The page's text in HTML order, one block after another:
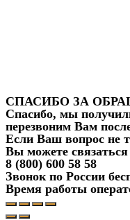
СПАСИБО ЗА
Спасибо, мы
перезвоним Вам
Если Ваш вопрос не
Вы можете
8 (800) 600 58 58
Звонок по России
Время работы